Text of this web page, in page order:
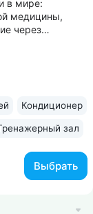
в мире:
медицины,
через
Luxury Awards.
Выбрать
Кондиционер
зал